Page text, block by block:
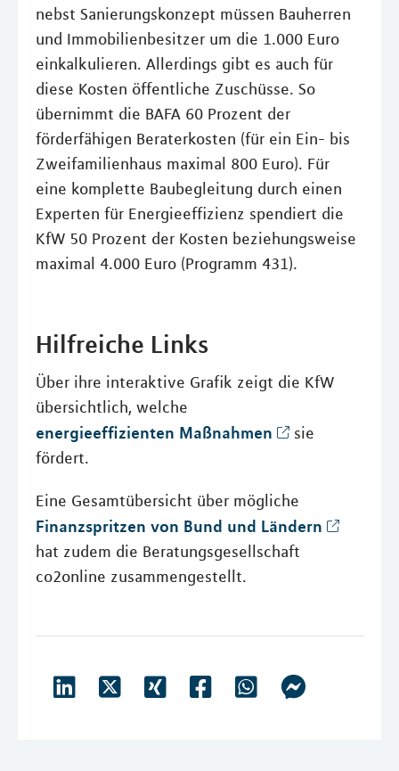
nebst Sanierungskonzept müssen Bauherren
und Immobilienbesitzer um die 1.000 Euro
einkalkulieren. Allerdings gibt es auch für
diese Kosten öffentliche Zuschüsse. So
übernimmt die BAFA 60 Prozent der
förderfähigen Beraterkosten (für ein Ein- bis
Zweifamilienhaus maximal 800 Euro). Für
eine komplette Baubegleitung durch einen
Experten für Energieeffizienz spendiert die
KfW 50 Prozent der Kosten beziehungsweise
maximal 4.000 Euro (Programm 431).
Hilfreiche Links
Über ihre interaktive Grafik zeigt die KfW
übersichtlich, welche
energieeffizienten Maßnahmen
sie
fördert.
Eine Gesamtübersicht über mögliche
Finanzspritzen von Bund und Ländern
hat zudem die Beratungsgesellschaft
co2online zusammengestellt.